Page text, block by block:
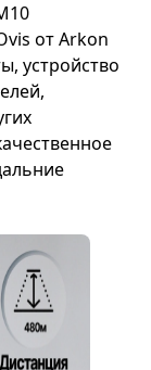
от Arkon
устройство